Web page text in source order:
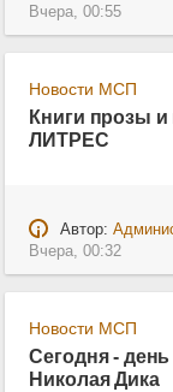
Вчера, 00:55
Новости МСП
Книги прозы и
ЛИТРЕС
Автор:
Вчера, 00:32
Новости МСП
Сегодня -
Николая Дика